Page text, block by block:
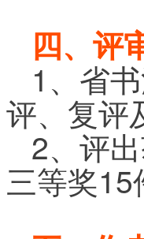
四、评
1、省
评、复评
2、评
三等奖